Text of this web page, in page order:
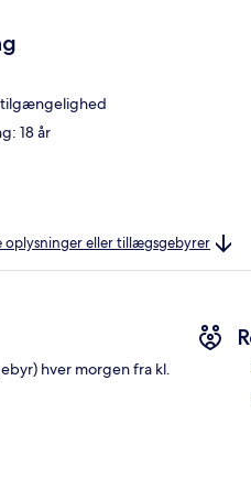
18 år
eller tillægsgebyrer
hver morgen fra kl.